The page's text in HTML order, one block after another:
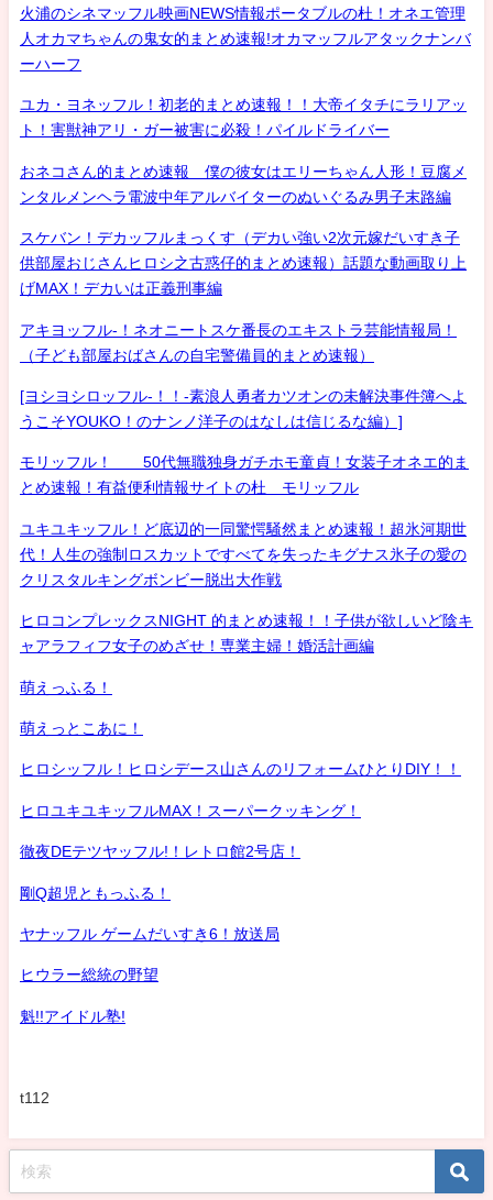
火浦のシネマッフル映画NEWS情報ポータブルの杜！オネエ管理
人オカマちゃんの鬼女的まとめ速報!オカマッフルアタックナンバ
ーハーフ
ユカ・ヨネッフル！初老的まとめ速報！！大帝イタチにラリアッ
ト！害獣神アリ・ガー被害に必殺！パイルドライバー
おネコさん的まとめ速報 僕の彼女はエリーちゃん人形！豆腐メ
ンタルメンヘラ電波中年アルバイターのぬいぐるみ男子末路編
スケバン！デカッフルまっくす（デカい強い2次元嫁だいすき子
供部屋おじさんヒロシ之古惑仔的まとめ速報）話題な動画取り上
げMAX！デカいは正義刑事編
アキヨッフル-！ネオニートスケ番長のエキストラ芸能情報局！
（子ども部屋おばさんの自宅警備員的まとめ速報）
[ヨシヨシロッフル-！！-素浪人勇者カツオンの未解決事件簿へよ
うこそYOUKO！のナンノ洋子のはなしは信じるな編）]
モリッフル！ 50代無職独身ガチホモ童貞！女装子オネエ的ま
とめ速報！有益便利情報サイトの杜 モリッフル
ユキユキッフル！ど底辺的一同驚愕騒然まとめ速報！超氷河期世
代！人生の強制ロスカットですべてを失ったキグナス氷子の愛の
クリスタルキングボンビー脱出大作戦
ヒロコンプレックスNIGHT 的まとめ速報！！子供が欲しいど陰キ
ャアラフィフ女子のめざせ！専業主婦！婚活計画編
萌えっふる！
萌えっとこあに！
ヒロシッフル！ヒロシデース山さんのリフォームひとりDIY！！
ヒロユキユキッフルMAX！スーパークッキング！
徹夜DEテツヤッフル!！レトロ館2号店！
剛Q超児ともっふる！
ヤナッフル ゲームだいすき6！放送局
ヒウラー総統の野望
魁!!アイドル塾!
t112